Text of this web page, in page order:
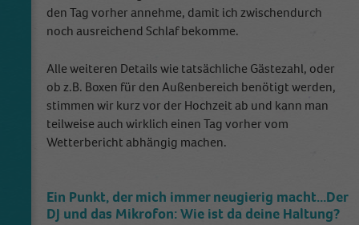
den Tag vorher annehme, damit ich zwischendurch
noch ausreichend Schlaf bekomme.
Alle weiteren Details wie tatsächliche Gästezahl, oder
ob z.B. Boxen für den Außenbereich benötigt werden,
stimmen wir kurz vor der Hochzeit ab und kann man
teilweise auch wirklich einen Tag vorher vom
Wetterbericht abhängig machen.
Ein Punkt, der mich immer neugierig macht...Der
DJ und das Mikrofon: Wie ist da deine Haltung?